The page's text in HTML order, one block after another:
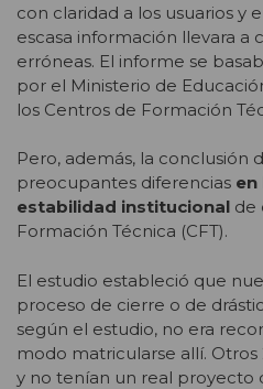
con claridad a los usuarios y
escasa información llevara a
erróneas. El informe se
por el Ministerio de
los Centros de Formación
Pero, además, la conclusión
preocupantes diferencias en
estabilidad institucional de
Formación Técnica (CFT).
El estudio estableció que
proceso de cierre o de
según el estudio, no era
modo matricularse allí.
y no tenían un real proyecto